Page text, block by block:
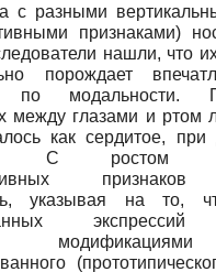
с разными
признаками)
нашли, что
порождает
по модальности.
между глазами и ртом
как сердитое,
С ростом
признаков
указывая на то,
экспрессий